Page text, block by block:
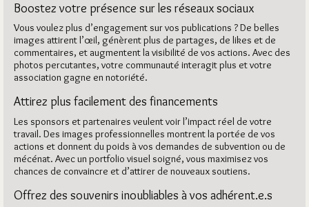
Boostez votre présence sur les réseaux sociaux
Vous voulez plus d’engagement sur vos publications ? De belles
images attirent l’œil, génèrent plus de partages, de likes et de
commentaires, et augmentent la visibilité de vos actions. Avec des
photos percutantes, votre communauté interagit plus et votre
association gagne en notoriété.
Attirez plus facilement des financements
Les sponsors et partenaires veulent voir l’impact réel de votre
travail. Des images professionnelles montrent la portée de vos
actions et donnent du poids à vos demandes de subvention ou de
mécénat. Avec un portfolio visuel soigné, vous maximisez vos
chances de convaincre et d’attirer de nouveaux soutiens.
Offrez des souvenirs inoubliables à vos adhérent.e.s